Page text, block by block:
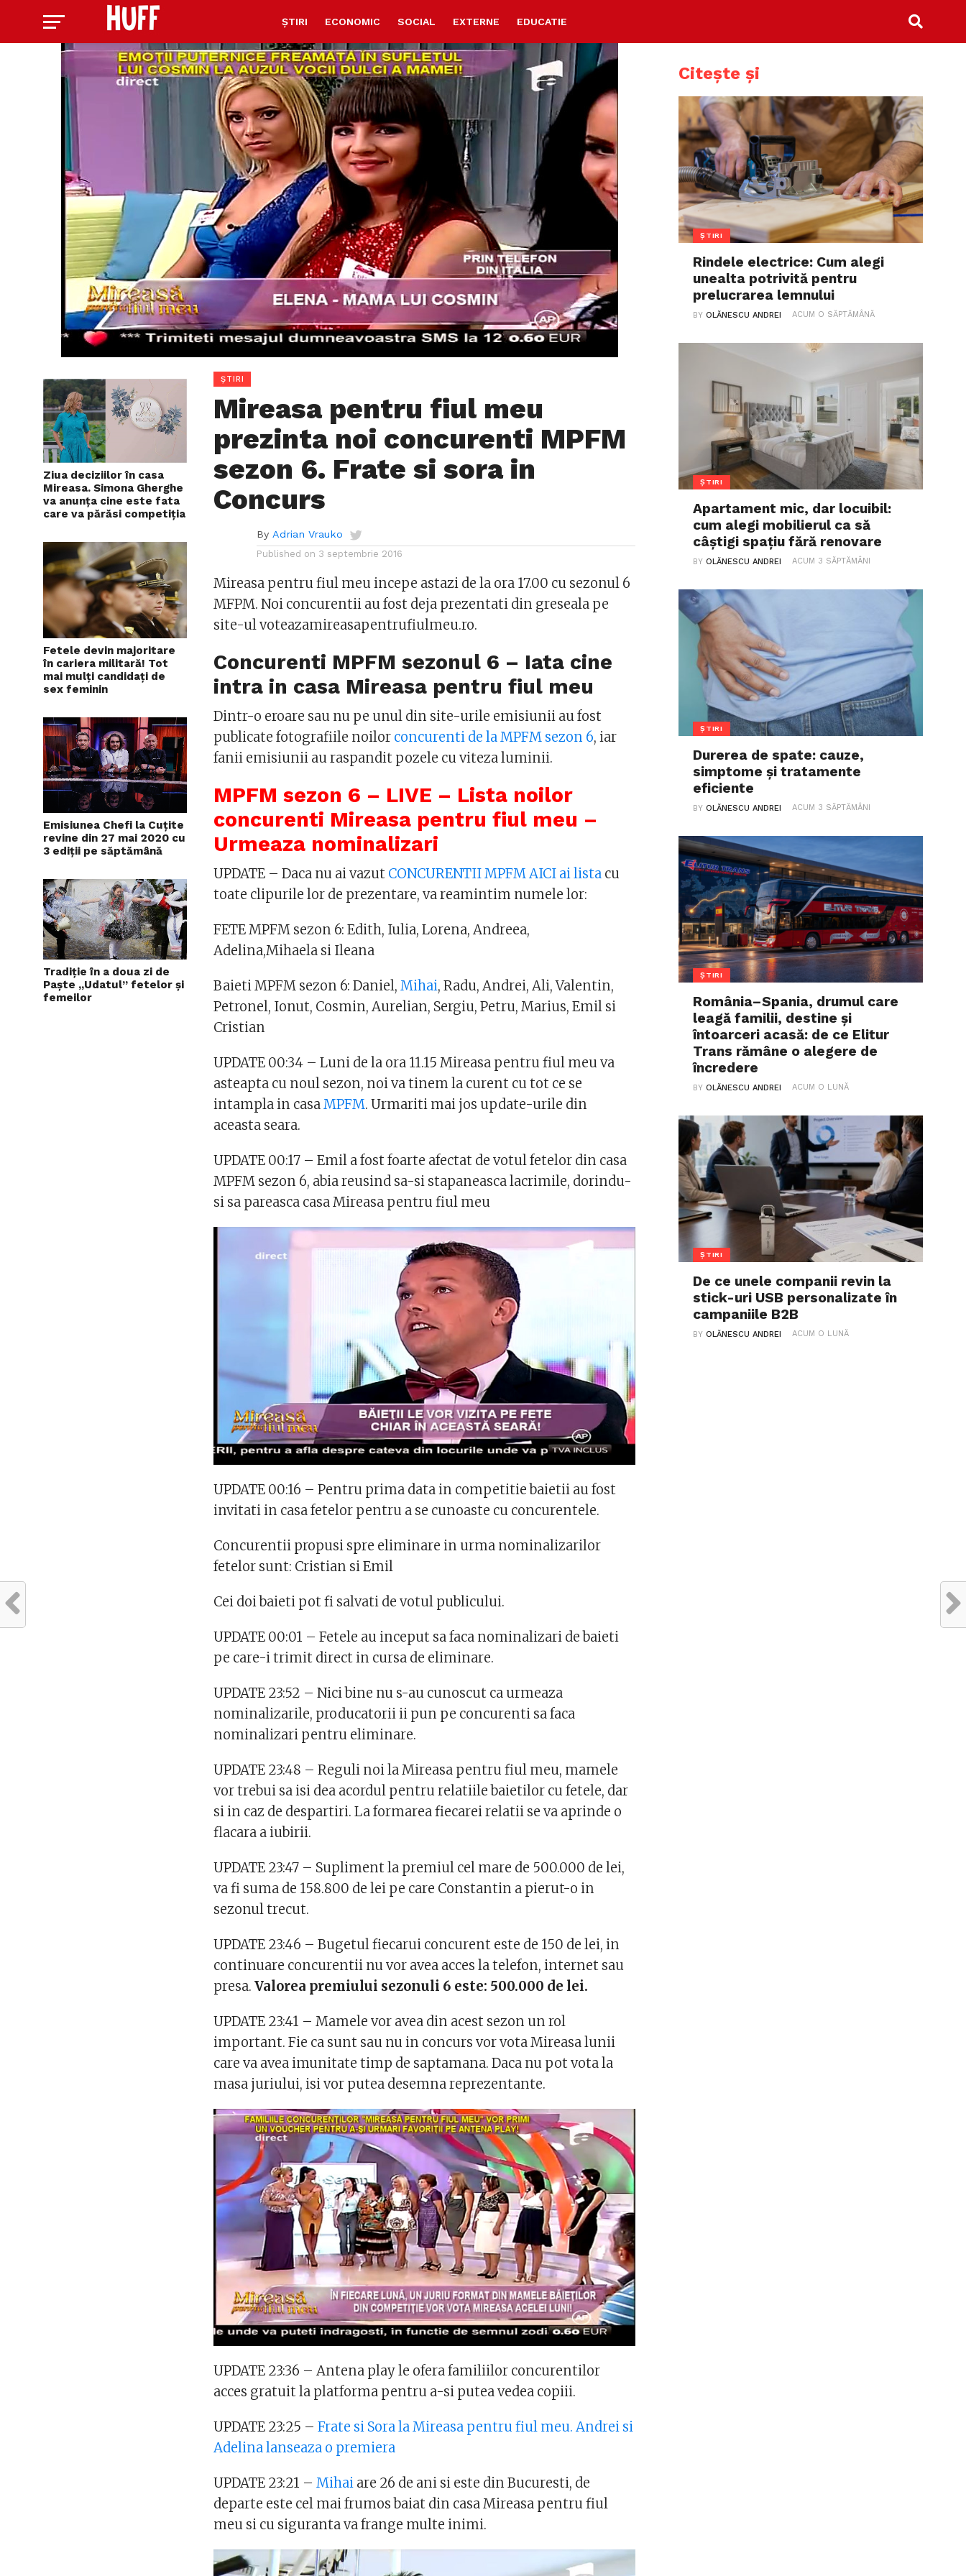
ȘTIRI ECONOMIC SOCIAL EXTERNE EDUCATIE
Ziua deciziilor în casa
Mireasa. Simona Gherghe
va anunța cine este fata
care va părăsi competiția
Fetele devin majoritare
în cariera militară! Tot
mai mulți candidați de
sex feminin
Emisiunea Chefi la Cuțite
revine din 27 mai 2020 cu
3 ediții pe săptămână
Tradiție în a doua zi de
Paște „Udatul” fetelor și
femeilor
ȘTIRI
Mireasa pentru fiul meu
prezinta noi concurenti MPFM
sezon 6. Frate si sora in
Concurs
By Adrian Vrauko
Published on 3 septembrie 2016
Mireasa pentru fiul meu incepe astazi de la ora 17.00 cu sezonul 6
MFPM. Noi concurentii au fost deja prezentati din greseala pe
site-ul voteazamireasapentrufiulmeu.ro.
Concurenti MPFM sezonul 6 – Iata cine
intra in casa Mireasa pentru fiul meu
Dintr-o eroare sau nu pe unul din site-urile emisiunii au fost
publicate fotografiile noilor concurenti de la MPFM sezon 6, iar
fanii emisiunii au raspandit pozele cu viteza luminii.
MPFM sezon 6 – LIVE – Lista noilor
concurenti Mireasa pentru fiul meu –
Urmeaza nominalizari
UPDATE – Daca nu ai vazut CONCURENTII MPFM AICI ai lista cu
toate clipurile lor de prezentare, va reamintim numele lor:
FETE MPFM sezon 6: Edith, Iulia, Lorena, Andreea,
Adelina,Mihaela si Ileana
Baieti MPFM sezon 6: Daniel,Mihai, Radu, Andrei, Ali, Valentin,
Petronel, Ionut, Cosmin, Aurelian, Sergiu, Petru, Marius, Emil si
Cristian
UPDATE 00:34 – Luni de la ora 11.15 Mireasa pentru fiul meu va
asteapta cu noul sezon, noi va tinem la curent cu tot ce se
intampla in casaMPFM. Urmariti mai jos update-urile din
aceasta seara.
UPDATE 00:17 – Emil a fost foarte afectat de votul fetelor din casa
MPFM sezon 6, abia reusind sa-si stapaneasca lacrimile, dorindu-
si sa pareasca casa Mireasa pentru fiul meu
UPDATE 00:16 – Pentru prima data in competitie baietii au fost
invitati in casa fetelor pentru a se cunoaste cu concurentele.
Concurentii propusi spre eliminare in urma nominalizarilor
fetelor sunt: Cristian si Emil
Cei doi baieti pot fi salvati de votul publicului.
UPDATE 00:01 – Fetele au inceput sa faca nominalizari de baieti
pe care-i trimit direct in cursa de eliminare.
UPDATE 23:52 – Nici bine nu s-au cunoscut ca urmeaza
nominalizarile, producatorii ii pun pe concurenti sa faca
nominalizari pentru eliminare.
UPDATE 23:48 – Reguli noi la Mireasa pentru fiul meu, mamele
vor trebui sa isi dea acordul pentru relatiile baietilor cu fetele, dar
si in caz de despartiri. La formarea fiecarei relatii se va aprinde o
flacara a iubirii.
UPDATE 23:47 – Supliment la premiul cel mare de 500.000 de lei,
va fi suma de 158.800 de lei pe care Constantin a pierut-o in
sezonul trecut.
UPDATE 23:46 – Bugetul fiecarui concurent este de 150 de lei, in
continuare concurentii nu vor avea acces la telefon, internet sau
presa.Valorea premiului sezonuli 6 este: 500.000 de lei.
UPDATE 23:41 – Mamele vor avea din acest sezon un rol
important. Fie ca sunt sau nu in concurs vor vota Mireasa lunii
care va avea imunitate timp de saptamana. Daca nu pot vota la
masa juriului, isi vor putea desemna reprezentante.
UPDATE 23:36 – Antena play le ofera familiilor concurentilor
acces gratuit la platforma pentru a-si putea vedea copiii.
UPDATE 23:25 –Frate si Sora la Mireasa pentru fiul meu. Andrei si
Adelina lanseaza o premiera
UPDATE 23:21 –Mihai are 26 de ani si este din Bucuresti, de
departe este cel mai frumos baiat din casa Mireasa pentru fiul
meu si cu siguranta va frange multe inimi.
Citește și
ȘTIRI
Rindele electrice: Cum alegi
unealta potrivită pentru
prelucrarea lemnului
BYOLĂNESCU ANDREI ACUM O SĂPTĂMÂNĂ
ȘTIRI
Apartament mic, dar locuibil:
cum alegi mobilierul ca să
câștigi spațiu fără renovare
BYOLĂNESCU ANDREI ACUM 3 SĂPTĂMÂNI
ȘTIRI
Durerea de spate: cauze,
simptome și tratamente
eficiente
BYOLĂNESCU ANDREI ACUM 3 SĂPTĂMÂNI
ȘTIRI
România–Spania, drumul care
leagă familii, destine și
întoarceri acasă: de ce Elitur
Trans rămâne o alegere de
încredere
BYOLĂNESCU ANDREI ACUM O LUNĂ
ȘTIRI
De ce unele companii revin la
stick-uri USB personalizate în
campaniile B2B
BYOLĂNESCU ANDREI ACUM O LUNĂ